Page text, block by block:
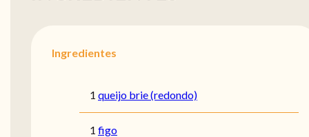
Ingredientes
1 queijo brie (redondo)
1 figo